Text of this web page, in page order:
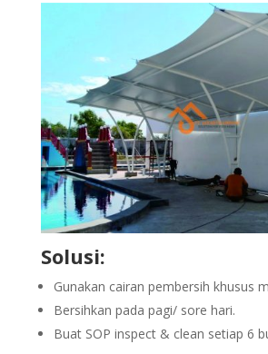
Solusi:
Gunakan cairan pembersih khusus
Bersihkan pada pagi/ sore hari.
Buat SOP inspect & clean setiap 6